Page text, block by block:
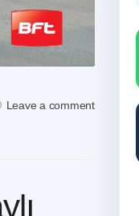
Leave a comment